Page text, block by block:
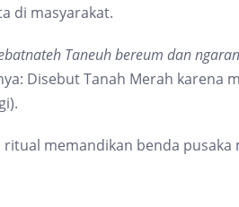
di masyarakat.
Taneuh bereum dan
Disebut Tanah Merah karena
ritual memandikan benda